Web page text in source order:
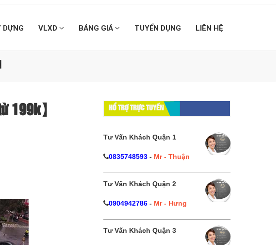
DỰNG VLXD BẢNG GIÁ TUYỂN DỤNG LIÊN HỆ
199k】 HỔ TRỢ TRỰC TUYẾN
Tư Vấn Khách Quận 1
0835748593- Mr - Thuận
Tư Vấn Khách Quận 2
0904942786- Mr - Hưng
Tư Vấn Khách Quận 3